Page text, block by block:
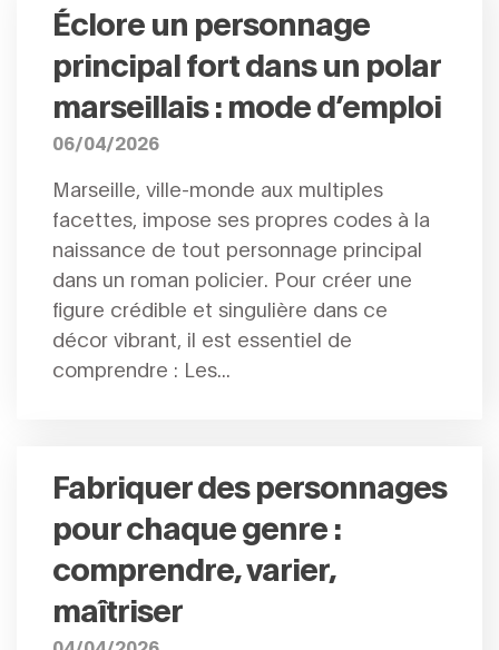
Éclore un personnage
principal fort dans un polar
marseillais : mode d’emploi
06/04/2026
Marseille, ville-monde aux multiples
facettes, impose ses propres codes à la
naissance de tout personnage principal
dans un roman policier. Pour créer une
figure crédible et singulière dans ce
décor vibrant, il est essentiel de
comprendre : Les...
Fabriquer des personnages
pour chaque genre :
comprendre, varier,
maîtriser